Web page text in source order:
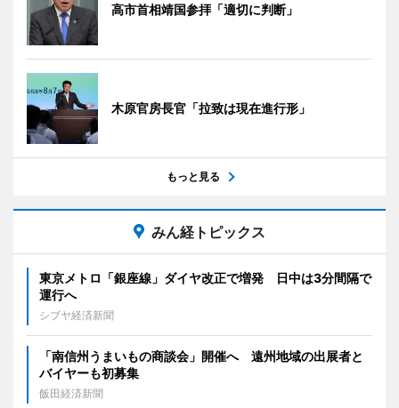
高市首相靖国参拝「適切に判断」
木原官房長官「拉致は現在進行形」
もっと見る
みん経トピックス
東京メトロ「銀座線」ダイヤ改正で増発 日中は3分間隔で
運行へ
シブヤ経済新聞
「南信州うまいもの商談会」開催へ 遠州地域の出展者と
バイヤーも初募集
飯田経済新聞